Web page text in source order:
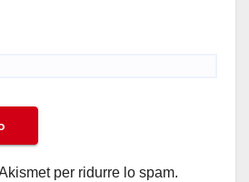
per ridurre lo spam.